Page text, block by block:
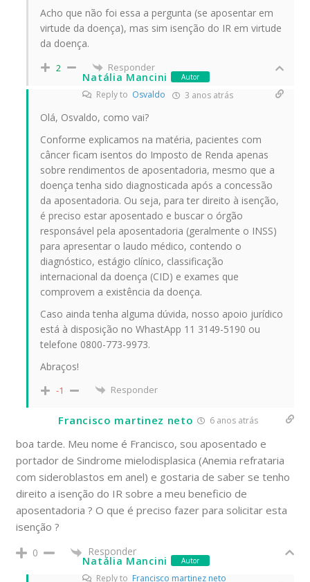
Acho que não foi essa a pergunta (se aposentar em
virtude da doença), mas sim isenção do IR em virtude
da doença.
2 Responder
Natália Mancini Autor
Reply to Osvaldo 3 anos atrás
Olá, Osvaldo, como vai?
Conforme explicamos na matéria, pacientes com
câncer ficam isentos do Imposto de Renda apenas
sobre rendimentos de aposentadoria, mesmo que a
doença tenha sido diagnosticada após a concessão
da aposentadoria. Ou seja, para ter direito à isenção,
é preciso estar aposentado e buscar o órgão
responsável pela aposentadoria (geralmente o INSS)
para apresentar o laudo médico, contendo o
diagnóstico, estágio clínico, classificação
internacional da doença (CID) e exames que
comprovem a existência da doença.
Caso ainda tenha alguma dúvida, nosso apoio jurídico
está à disposição no WhastApp 11 3149-5190 ou
telefone 0800-773-9973.
Abraços!
-1 Responder
Francisco martinez neto 6 anos atrás
boa tarde. Meu nome é Francisco, sou aposentado e
portador de Sindrome mielodisplasica (Anemia refrataria
com sideroblastos em anel) e gostaria de saber se tenho
direito a isenção do IR sobre a meu beneficio de
aposentadoria ? O que é preciso fazer para solicitar esta
isenção ?
0 Responder
Natália Mancini Autor
Reply toFrancisco martinez neto